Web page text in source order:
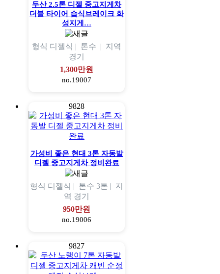
두산 2.5톤 디젤 중고지게차
더블 타이어 습식브레이크 화
성지게…
형식 디젤식 | 톤수 | 지역
경기
1,300만원
no.19007
9828
가성비 좋은 현대 3톤 자동발
디젤 중고지게차 정비완료
형식 디젤식 | 톤수 3톤 | 지
역 경기
950만원
no.19006
9827